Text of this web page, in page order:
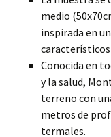
medio
inspirada en
Conocida en
y la salud,
terreno con
metros de
termales.